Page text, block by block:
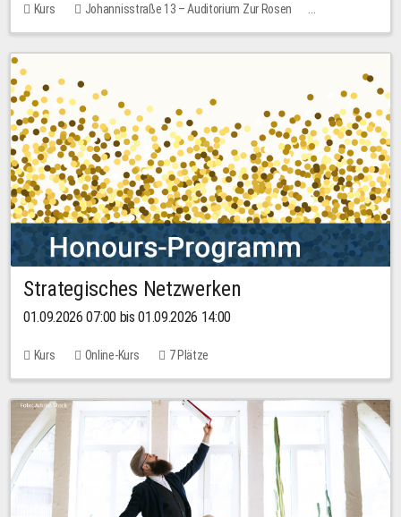
Kurs
Johannisstraße 13 – Auditorium Zur Rosen
Keine freien Plätze
30,00 EUR
Strategisches Netzwerken
01.09.2026 07:00 bis 01.09.2026 14:00
Kurs Online-Kurs 7 Plätze